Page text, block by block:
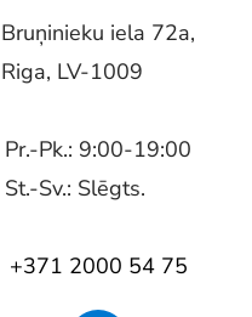
Bruņinieku iela 72a,
Riga, LV-1009
Pr.-Pk.: 9:00-19:00
St.-Sv.: Slēgts.
+371 2000 54 75